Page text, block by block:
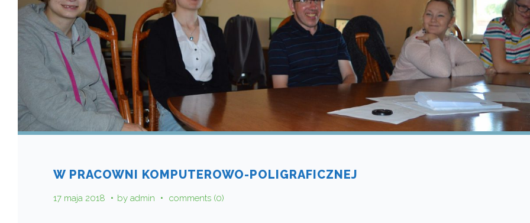
W PRACOWNI KOMPUTEROWO-POLIGRAFICZNEJ
17 maja 2018 by admin comments (0)